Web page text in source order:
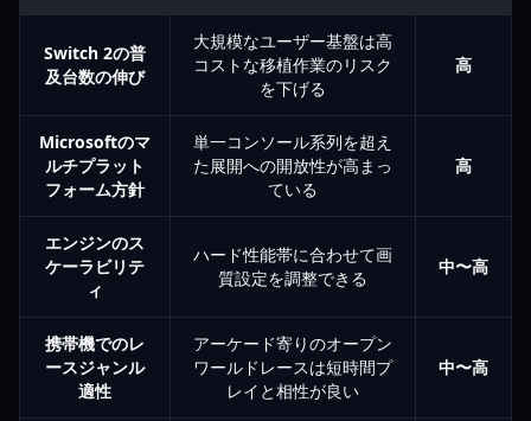
Switch 2の普
及台数の伸び
大規模なユーザー基盤は高
コストな移植作業のリスク
を下げる
高
Microsoftのマ
ルチプラット
フォーム方針
単一コンソール系列を超え
た展開への開放性が高まっ
ている
高
エンジンのス
ケーラビリテ
ィ
ハード性能帯に合わせて画
質設定を調整できる
中〜高
携帯機でのレ
ースジャンル
適性
アーケード寄りのオープン
ワールドレースは短時間プ
レイと相性が良い
中〜高